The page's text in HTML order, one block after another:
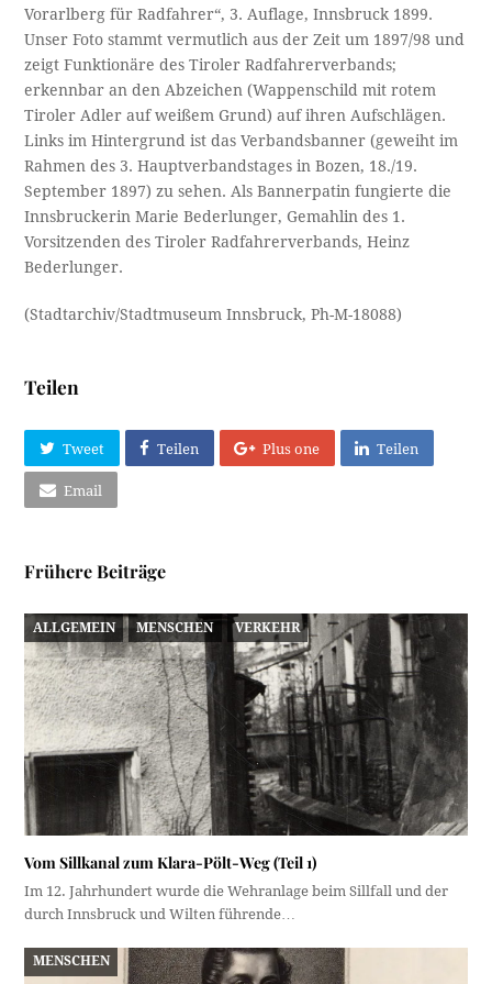
Vorarlberg für Radfahrer“, 3. Auflage, Innsbruck 1899.
Unser Foto stammt vermutlich aus der Zeit um 1897/98 und
zeigt Funktionäre des Tiroler Radfahrerverbands;
erkennbar an den Abzeichen (Wappenschild mit rotem
Tiroler Adler auf weißem Grund) auf ihren Aufschlägen.
Links im Hintergrund ist das Verbandsbanner (geweiht im
Rahmen des 3. Hauptverbandstages in Bozen, 18./19.
September 1897) zu sehen. Als Bannerpatin fungierte die
Innsbruckerin Marie Bederlunger, Gemahlin des 1.
Vorsitzenden des Tiroler Radfahrerverbands, Heinz
Bederlunger.
(Stadtarchiv/Stadtmuseum Innsbruck, Ph-M-18088)
Teilen
Tweet Teilen Plus one Teilen
Email
Frühere Beiträge
ALLGEMEIN MENSCHEN VERKEHR
Vom Sillkanal zum Klara-Pölt-Weg (Teil 1)
Im 12. Jahrhundert wurde die Wehranlage beim Sillfall und der
durch Innsbruck und Wilten führende…
MENSCHEN